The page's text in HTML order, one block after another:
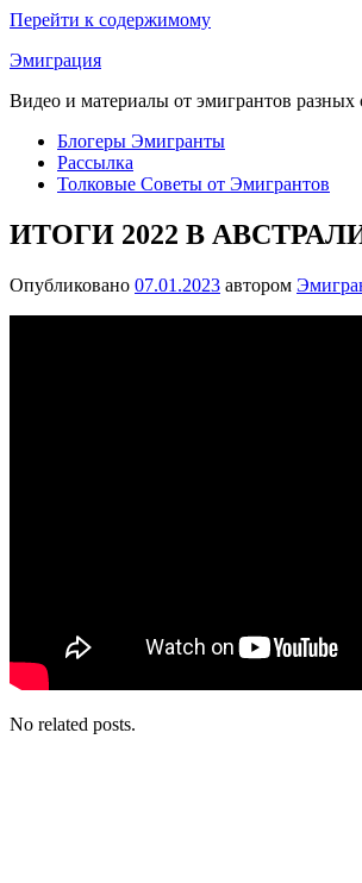
Перейти к содержимому
Эмиграция
Видео и материалы от эмигрантов разных
Блогеры Эмигранты
Рассылка
Толковые Советы от Эмигрантов
ИТОГИ 2022 В
Опубликовано 07.01.2023 автором
No related posts.